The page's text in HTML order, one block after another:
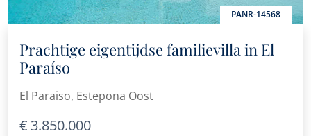
PANR-14568
Prachtige eigentijdse familievilla in El
Paraíso
El Paraiso, Estepona Oost
€ 3.850.000